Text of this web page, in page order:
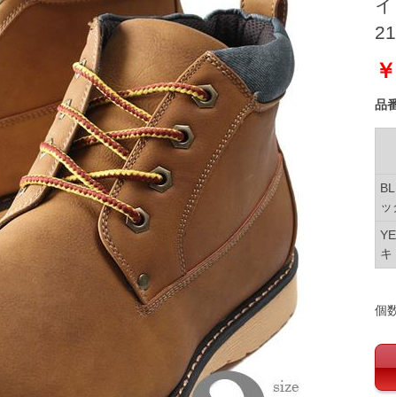
品
ッ
キ
個